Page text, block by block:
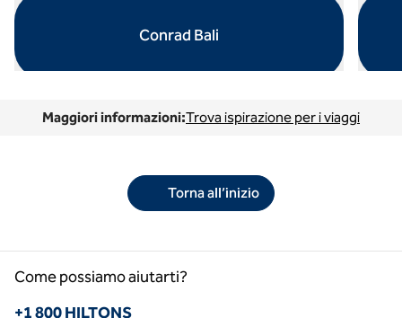
Conrad Bali
Maggiori informazioni:Trova ispirazione per i viaggi
Torna all’inizio
Come possiamo aiutarti?
Telefono:
+1 800 HILTONS